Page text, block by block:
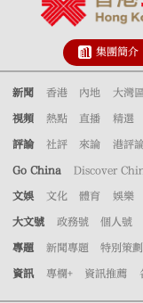
集團簡介
新聞 香港 內地 大灣區
視頻 熱點 直播 精選
評論 社評 來論 港評
Go China Discover
文娛 文化 體育 娛樂
大文號 政務號 個人號
專題 新聞專題 特別策劃
資訊 專欄+ 資訊推薦